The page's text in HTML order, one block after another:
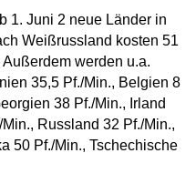
1. Juni 2 neue Länder in
Weißrussland kosten 51
werden u.a.
35,5 Pf./Min., Belgien 8
38 Pf./Min., Irland
Russland 32 Pf./Min.,
50 Pf./Min., Tschechische